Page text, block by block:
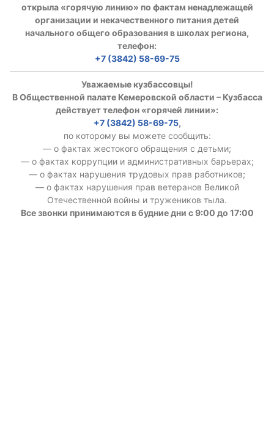
открыла «горячую линию» по фактам ненадлежащей
организации и некачественного питания детей
начального общего образования в школах региона,
телефон:
+7 (3842) 58-69-75
Уважаемые кузбассовцы!
В Общественной палате Кемеровской области – Кузбасса
действует телефон «горячей линии»:
+7 (3842) 58-69-75,
по которому вы можете сообщить:
— о фактах жестокого обращения с детьми;
— о фактах коррупции и административных барьерах;
— о фактах нарушения трудовых прав работников;
— о фактах нарушения прав ветеранов Великой
Отечественной войны и тружеников тыла.
Все звонки принимаются в будние дни с 9:00 до 17:00